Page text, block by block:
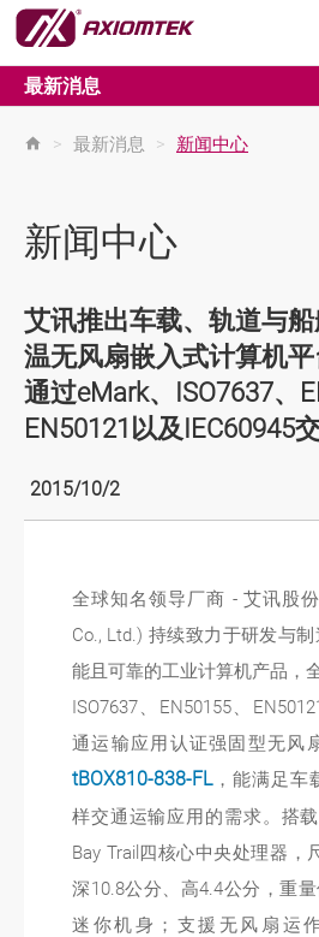
最新消息
> 最新消息 > 新闻中心
新闻中心
艾讯推出车载、轨道与
温无风扇嵌入式计算机平
通过eMark、ISO7637、
EN50121以及IEC60945
2015/10/2
全球知名领导厂商 - 艾讯股
Co., Ltd.) 持续致力于研发与
能且可靠的工业计算机产品，
ISO7637、EN50155、
通运输应用认证强固型无风
tBOX810-838-FL，能满足车
样交通运输应用的需求。搭
Bay Trail四核心中央处理器，
深10.8公分、高4.4公分，重
迷你机身；支援无风扇运